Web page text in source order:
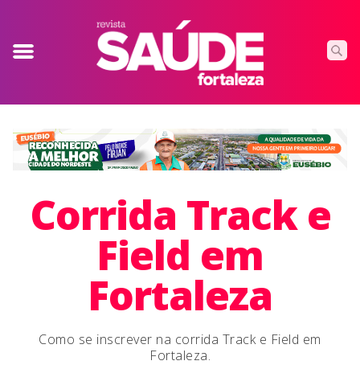
Corrida Track e
Field em
Fortaleza
Como se inscrever na corrida Track e Field em
Fortaleza.